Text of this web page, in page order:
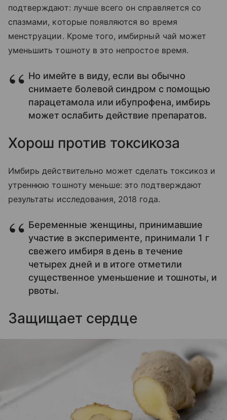
подтверждают: лучше всего он справляется со
спазмами, которые появляются во время
менструации. Кроме того, имбирный чай может
уменьшить тошноту в это непростое время.
Но имейте в виду, если вы обычно
снимаете болевой синдром с помощью
парацетамола или ибупрофена, имбирь
может ослабить действие препаратов.
Хорош против токсикоза
Имбирь действительно может сделать токсикоз и
утреннюю тошноту меньше: это подтверждают
результаты исследования, 2018 года.
Беременные женщины, принимавшие
участие в эксперименте, принимали 1 г
свежего имбиря в день в течение
четырех дней и в итоге отметили
существенное уменьшение и тошноты, и
рвоты.
Защищает сердце